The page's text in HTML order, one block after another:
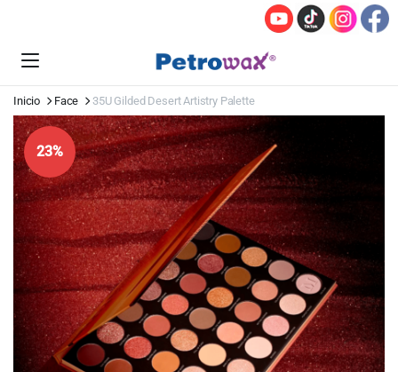
Inicio Face 35U Gilded Desert Artistry Palette
23%